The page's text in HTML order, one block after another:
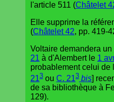
l'article 511 (Châtelet
Elle supprime la
(Châtelet 42, pp. 419-
Voltaire demandera
21 à d'Alembert le 1
probablement celui de
213 ou C. 213 bis]
de sa bibliothèque à
129).